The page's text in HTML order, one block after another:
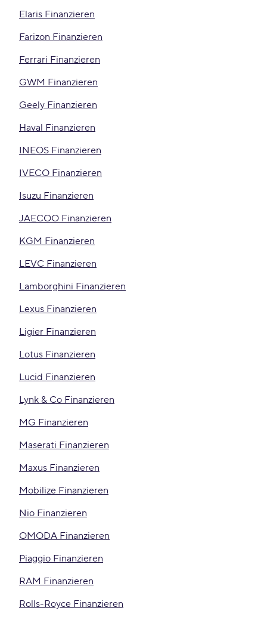
Elaris Finanzieren
Farizon Finanzieren
Ferrari Finanzieren
GWM Finanzieren
Geely Finanzieren
Haval Finanzieren
INEOS Finanzieren
IVECO Finanzieren
Isuzu Finanzieren
JAECOO Finanzieren
KGM Finanzieren
LEVC Finanzieren
Lamborghini Finanzieren
Lexus Finanzieren
Ligier Finanzieren
Lotus Finanzieren
Lucid Finanzieren
Lynk & Co Finanzieren
MG Finanzieren
Maserati Finanzieren
Maxus Finanzieren
Mobilize Finanzieren
Nio Finanzieren
OMODA Finanzieren
Piaggio Finanzieren
RAM Finanzieren
Rolls-Royce Finanzieren